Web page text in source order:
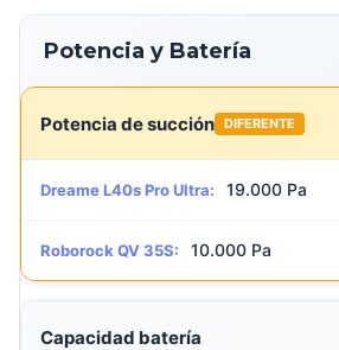
Potencia y Batería
Potencia de succión DIFERENTE
Dreame L40s Pro Ultra: 19.000 Pa
Roborock QV 35S: 10.000 Pa
Capacidad batería